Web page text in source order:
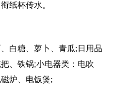
纸杯传水。
白糖、萝卜、青瓜;日用品
、铁锅;小电器类：电吹
炉、电饭煲;